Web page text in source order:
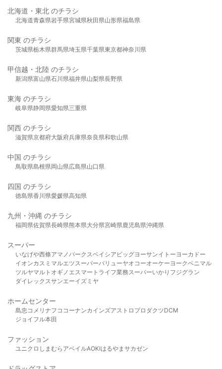
北海道・東北 のチラシ
北海道青森県岩手県宮城県秋田県山形県福島県
関東 のチラシ
茨城県栃木県群馬県埼玉県千葉県東京都神奈川県
甲信越・北陸 のチラシ
新潟県富山県石川県福井県山梨県長野県
東海 のチラシ
岐阜県静岡県愛知県三重県
関西 のチラシ
滋賀県京都府大阪府兵庫県奈良県和歌山県
中国 のチラシ
鳥取県島根県岡山県広島県山口県
四国 のチラシ
徳島県香川県愛媛県高知県
九州・沖縄 のチラシ
福岡県佐賀県長崎県熊本県大分県宮崎県鹿児島県沖縄県
スーパー
いなげや西條アマノパークスベイシア ビッグヨーサンイトーヨーカドー
イオンカスミ マルエツスーパーバリューヤオコーオーケー ヨークベニマル
ツルヤマルト オギノ エスマート ライフ業務スーパーいかり フジグラン
ダイレックスサンエーイズミヤ
ホームセンター
島忠 コメリ ナフコ コーナンカインズアストロプロダクツDCM
ジョイフル本田
ファッション
ユニクロ しまむら アベイルAOKIはるやま サカゼン